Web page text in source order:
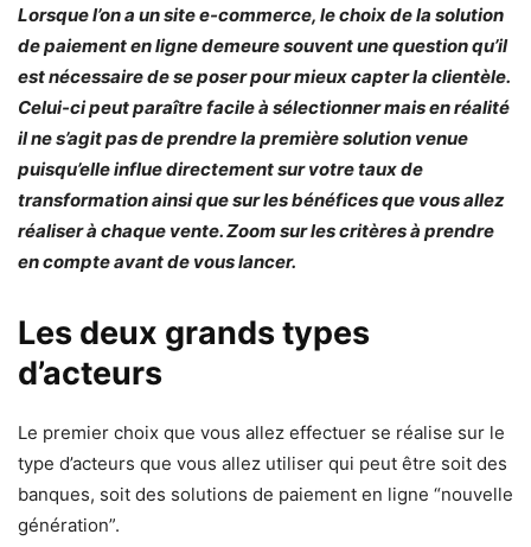
Lorsque l’on a un site e-commerce, le choix de la solution
de paiement en ligne demeure souvent une question qu’il
est nécessaire de se poser pour mieux capter la clientèle.
Celui-ci peut paraître facile à sélectionner mais en réalité
il ne s’agit pas de prendre la première solution venue
puisqu’elle influe directement sur votre taux de
transformation ainsi que sur les bénéfices que vous allez
réaliser à chaque vente. Zoom sur les critères à prendre
en compte avant de vous lancer.
Les deux grands types
d’acteurs
Le premier choix que vous allez effectuer se réalise sur le
type d’acteurs que vous allez utiliser qui peut être soit des
banques, soit des solutions de paiement en ligne “nouvelle
génération”.